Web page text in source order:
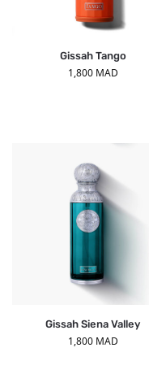
Gissah Tango
1,800 MAD
Gissah Siena Valley
1,800 MAD